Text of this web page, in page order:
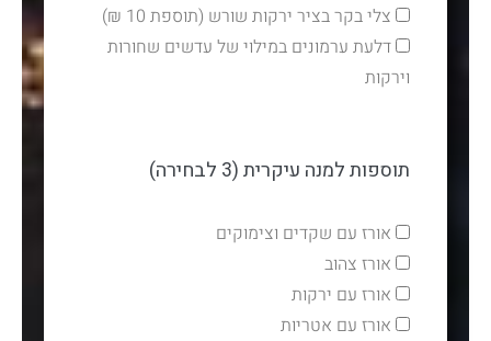
צלי בקר בציר ירקות שורש (תוספת 10 ₪)
דלעת ערמונים במילוי של עדשים שחורות
וירקות
תוספות למנה עיקרית (3 לבחירה)
אורז עם שקדים וצימוקים
אורז צהוב
אורז עם ירקות
אורז עם אטריות